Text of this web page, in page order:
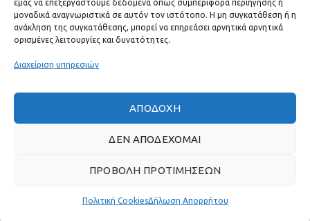
εμάς να επεξεργαστούμε δεδομένα όπως συμπεριφορά περιήγησης ή
μοναδικά αναγνωριστικά σε αυτόν τον ιστότοπο. Η μη συγκατάθεση ή η
ανάκληση της συγκατάθεσης, μπορεί να επηρεάσει αρνητικά αρνητικά
ορισμένες λειτουργίες και δυνατότητες.
Διαχείριση υπηρεσιών
ΑΠΟΔΟΧΉ
ΔΕΝ ΑΠΟΔΈΧΟΜΑΙ
ΠΡΟΒΟΛΉ ΠΡΟΤΙΜΉΣΕΩΝ
Πολιτική CookiesΔήλωση Απορρήτου
ΓΡΉΓΟΡΟ ΜΕΝΟΎ